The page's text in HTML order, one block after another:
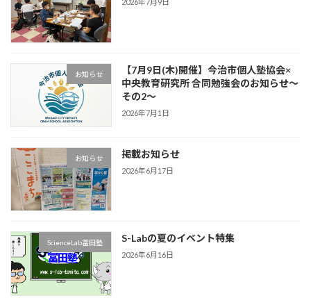
2026年7月9日
お知らせ
【7月9日(木)開催】今治市個人塾協会×
中央教育研究所 合同勉強会のお知らせ～
その2～
2026年7月1日
お知らせ 掲載お知らせ
2026年6月17日
ScienceLab冨田塾 S-Labの夏のイベント特集
2026年6月16日